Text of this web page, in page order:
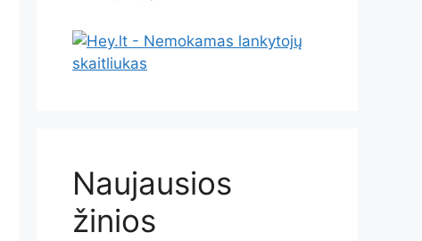
Naujausios
žinios